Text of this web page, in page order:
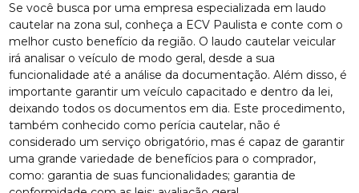
Se você busca por uma empresa especializada em laudo
cautelar na zona sul, conheça a ECV Paulista e conte com o
melhor custo benefício da região. O laudo cautelar veicular
irá analisar o veículo de modo geral, desde a sua
funcionalidade até a análise da documentação. Além disso, é
importante garantir um veículo capacitado e dentro da lei,
deixando todos os documentos em dia. Este procedimento,
também conhecido como perícia cautelar, não é
considerado um serviço obrigatório, mas é capaz de garantir
uma grande variedade de benefícios para o comprador,
como: garantia de suas funcionalidades; garantia de